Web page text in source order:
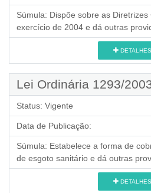
Súmula: Dispõe sobre as
exercício de 2004 e dá outras
DETALHES
Lei Ordinária 1293/
Status: Vigente
Data de Publicação:
Súmula: Estabelece a forma de
de esgoto sanitário e dá outras
DETALHES